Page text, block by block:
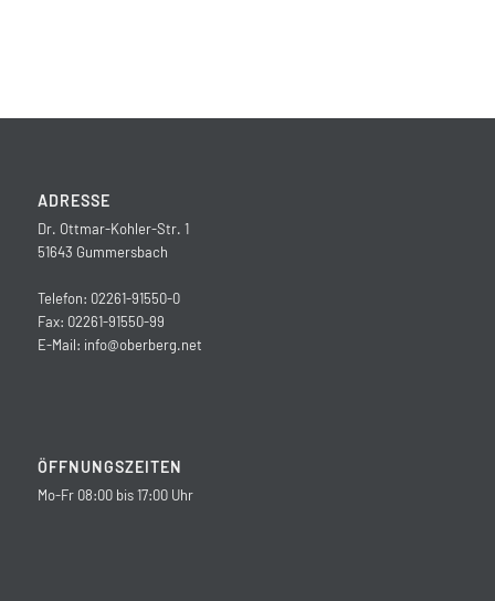
ADRESSE
Dr. Ottmar-Kohler-Str. 1
51643 Gummersbach
Telefon: 02261-91550-0
Fax: 02261-91550-99
E-Mail: info@oberberg.net
ÖFFNUNGSZEITEN
Mo-Fr 08:00 bis 17:00 Uhr